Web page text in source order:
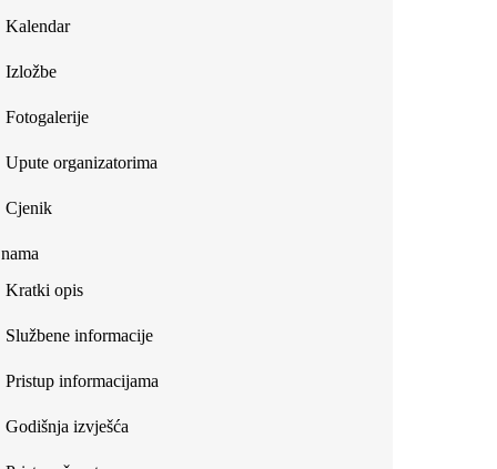
Kalendar
Izložbe
Fotogalerije
Upute organizatorima
Cjenik
Kratki opis
Službene informacije
Pristup informacijama
Godišnja izvješća